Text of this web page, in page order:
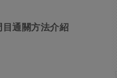
通關方法介紹